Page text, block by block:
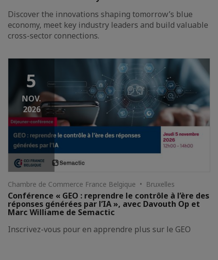
Discover the innovations shaping tomorrow’s blue
economy, meet key industry leaders and build valuable
cross-sector connections.
5
NOV.
2026
Chambre de Commerce France Belgique • Bruxelles
Conférence « GEO : reprendre le contrôle à l’ère des
réponses générées par l’IA », avec Davouth Op et
Marc Williame de Semactic
Inscrivez-vous pour en apprendre plus sur le GEO